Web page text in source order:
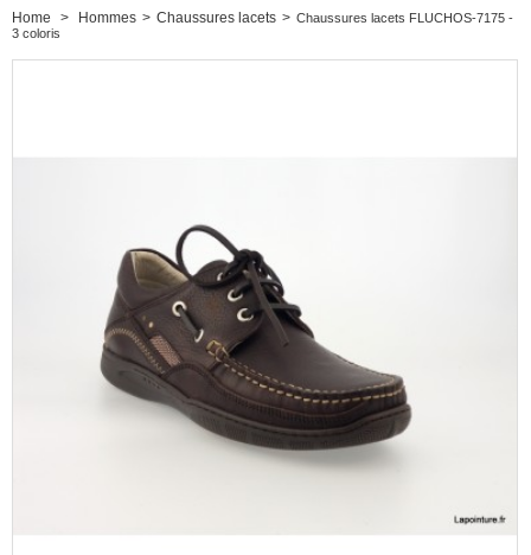
Home > Hommes > Chaussures lacets > Chaussures lacets FLUCHOS-7175 -
3 coloris